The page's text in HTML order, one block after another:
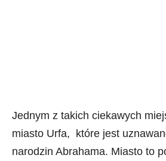
Jednym z takich ciekawych
miasto Urfa, które jest
narodzin Abrahama. Miasto to